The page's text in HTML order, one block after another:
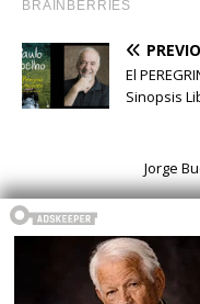
El
Sinopsis
Jorge